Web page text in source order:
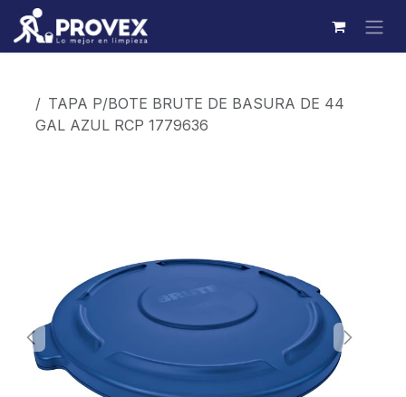
Ir al contenido
TAPA P/BOTE BRUTE DE BASURA DE 44
GAL AZUL RCP 1779636